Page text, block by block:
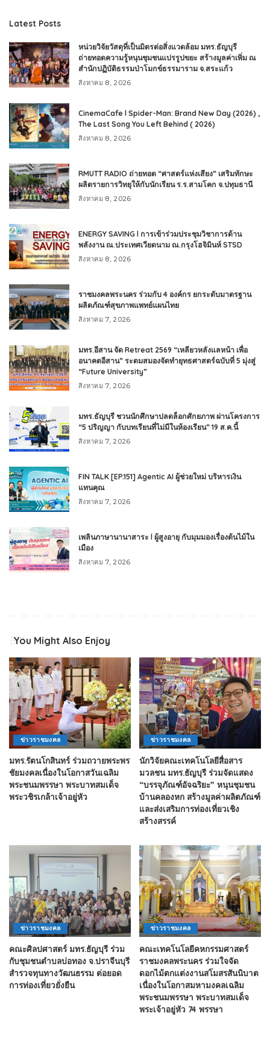
Latest Posts
หน่วยวิจัยวัสดุที่เป็นมิตรต่อสิ่งแวดล้อม มทร.ธัญบุรี
ถ่ายทอดความรู้หนุนชุมชนแปรรูปขยะ สร้างมูลค่าเพิ่ม ณ
สำนักปฏิบัติธรรมป่าโมกข์ธรรมาราม จ.สระแก้ว
สิงหาคม 8, 2026
CinemaCafe l Spider-Man: Brand New Day (2026) ,
The Last Song You Left Behind ( 2026)
สิงหาคม 8, 2026
RMUTT RADIO ถ่ายทอด “ศาสตร์แห่งเสียง” เสริมทักษะ
ผลิตรายการวิทยุให้กับนักเรียน ร.ร.สามโคก จ.ปทุมธานี
สิงหาคม 8, 2026
ENERGY SAVING l การเข้าร่วมประชุมวิชาการด้าน
พลังงาน ณ.ประเทศเวียดนาม ณ.กรุงโฮจิมินห์ STSD
สิงหาคม 8, 2026
ราชมงคลพระนคร ร่วมกับ 4 องค์กร ยกระดับมาตรฐาน
ผลิตภัณฑ์สุขภาพแพทย์แผนไทย
สิงหาคม 7, 2026
มทร.อีสาน จัด Retreat 2569 “เหลียวหลังแลหน้า เพื่อ
อนาคตอีสาน” ระดมสมองจัดทำยุทธศาสตร์ฉบับที่ 5 มุ่งสู่
“Future University”
สิงหาคม 7, 2026
มทร.ธัญบุรี ชวนนักศึกษาปลดล็อกศักยภาพ ผ่านโครงการ
“5 ปริญญา กับบทเรียนที่ไม่มีในห้องเรียน” 19 ส.ค.นี้
สิงหาคม 7, 2026
FIN TALK [EP.151] Agentic AI ผู้ช่วยใหม่ บริหารเงิน
แทนคุณ
สิงหาคม 7, 2026
เพลินภาษานานาสาระ l ผู้สูงอายุ กับมุมมองเรื่องต้นไม้ใน
เมือง
สิงหาคม 7, 2026
You Might Also Enjoy
ข่าวราชมงคล
มทร.รัตนโกสินทร์ ร่วมถวายพระพร
ชัยมงคลเนื่องในโอกาสวันเฉลิม
พระชนมพรรษา พระบาทสมเด็จ
พระวชิรเกล้าเจ้าอยู่หัว
ข่าวราชมงคล
นักวิจัยคณะเทคโนโลยีสื่อสาร
มวลชน มทร.ธัญบุรี ร่วมจัดแสดง
“บรรจุภัณฑ์อัจฉริยะ” หนุนชุมชน
บ้านคลองหก สร้างมูลค่าผลิตภัณฑ์
และส่งเสริมการท่องเที่ยวเชิง
สร้างสรรค์
ข่าวราชมงคล
คณะศิลปศาสตร์ มทร.ธัญบุรี ร่วม
กับชุมชนตำบลบ่อทอง จ.ปราจีนบุรี
สำรวจทุนทางวัฒนธรรม ต่อยอด
การท่องเที่ยวยั่งยืน
ข่าวราชมงคล
คณะเทคโนโลยีคหกรรมศาสตร์
ราชมงคลพระนคร ร่วมใจจัด
ดอกไม้ตกแต่งงานสโมสรสันนิบาต
เนื่องในโอกาสมหามงคลเฉลิม
พระชนมพรรษา พระบาทสมเด็จ
พระเจ้าอยู่หัว 74 พรรษา